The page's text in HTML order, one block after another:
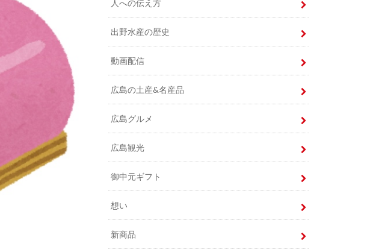
人への伝え方
出野水産の歴史
動画配信
広島の土産&名産品
広島グルメ
広島観光
御中元ギフト
想い
新商品